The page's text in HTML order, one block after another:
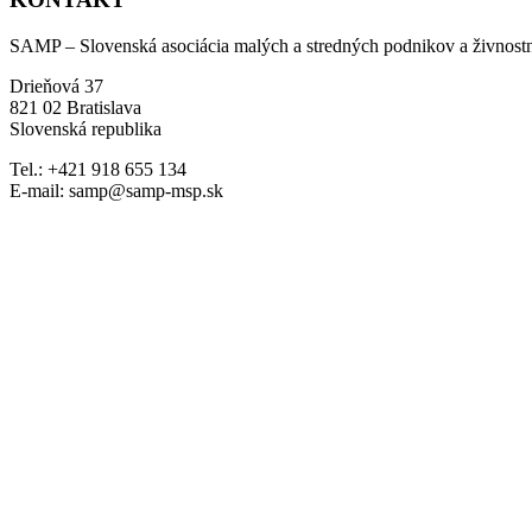
SAMP – Slovenská asociácia malých a stredných podnikov a
Drieňová 37
821 02 Bratislava
Slovenská republika
Tel.: +421 918 655 134
E-mail: samp@samp-msp.sk